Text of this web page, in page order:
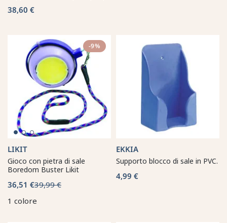
38,60 €
-9%
LIKIT
Gioco con pietra di sale
Boredom Buster Likit
36,51 €39,99 €
1 colore
EKKIA
Supporto blocco di sale in PVC.
4,99 €